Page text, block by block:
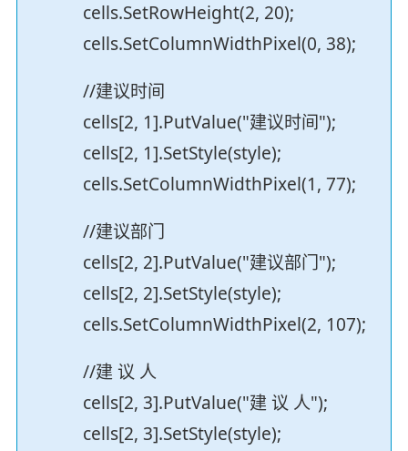
cells.SetRowHeight(2, 20);
cells.SetColumnWidthPixel(0, 38);
//建议时间
cells[2, 1].PutValue("建议时间");
cells[2, 1].SetStyle(style);
cells.SetColumnWidthPixel(1, 77);
//建议部门
cells[2, 2].PutValue("建议部门");
cells[2, 2].SetStyle(style);
cells.SetColumnWidthPixel(2, 107);
//建 议 人
cells[2, 3].PutValue("建 议 人");
cells[2, 3].SetStyle(style);